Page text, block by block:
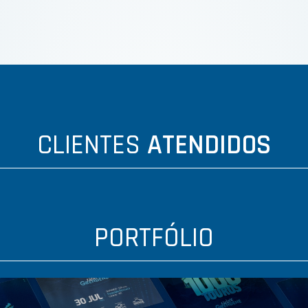
CLIENTES ATENDIDOS
PORTFÓLIO